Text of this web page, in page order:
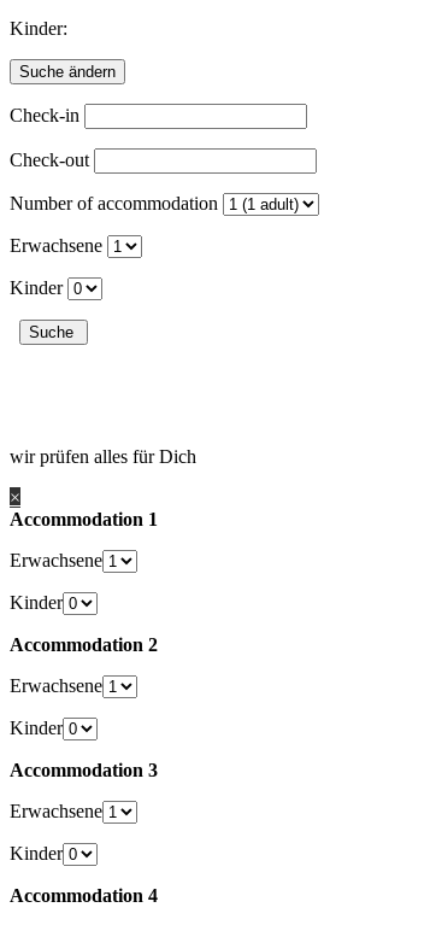
Kinder:
Check-in
Check-out
Number of accommodation
Erwachsene
Kinder
wir prüfen alles für Dich
×
Accommodation 1
Erwachsene
Kinder
Accommodation 2
Erwachsene
Kinder
Accommodation 3
Erwachsene
Kinder
Accommodation 4